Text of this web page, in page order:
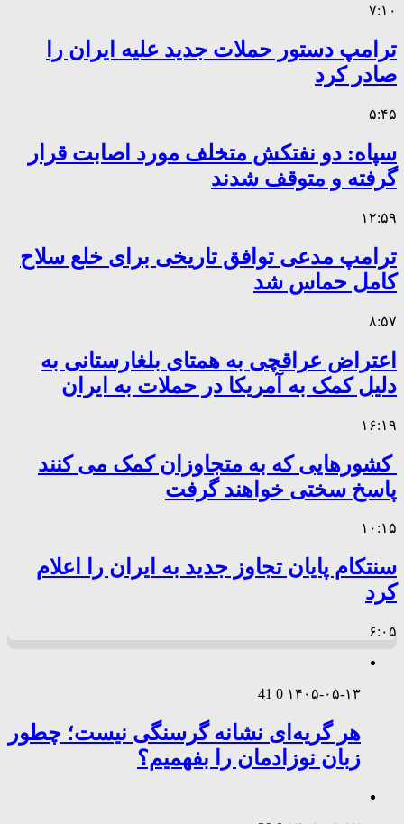
۷:۱۰
ترامپ دستور حملات جدید علیه ایران را
صادر کرد
۵:۴۵
سپاه: دو نفتکش متخلف مورد اصابت قرار
گرفته و متوقف شدند
۱۲:۵۹
ترامپ مدعی توافق تاریخی برای خلع سلاح
کامل حماس شد
۸:۵۷
اعتراض عراقچی به همتای بلغارستانی به
دلیل کمک به آمریکا در حملات به ایران
۱۶:۱۹
کشورهایی که به متجاوزان کمک می کنند
پاسخ سختی خواهند گرفت
۱۰:۱۵
سنتکام پایان تجاوز جدید به ایران را اعلام
کرد
۶:۰۵
۱۴۰۵-۰۵-۱۳ 0
41
هر گریه‌ای نشانه گرسنگی نیست؛ چطور
زبان نوزادمان را بفهمیم؟